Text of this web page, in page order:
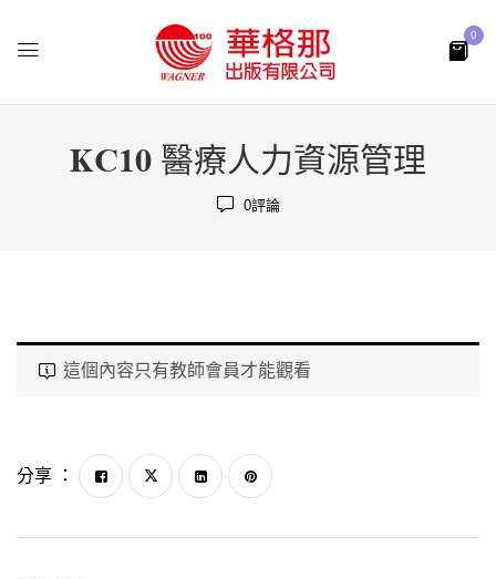
0
KC10 醫療人力資源管理
0評論
這個內容只有教師會員才能觀看
分享 ：